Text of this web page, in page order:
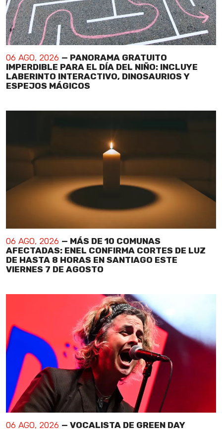
06 AGO, 2026 — PANORAMA GRATUITO
IMPERDIBLE PARA EL DÍA DEL NIÑO: INCLUYE
LABERINTO INTERACTIVO, DINOSAURIOS Y
ESPEJOS MÁGICOS
06 AGO, 2026 — MÁS DE 10 COMUNAS
AFECTADAS: ENEL CONFIRMA CORTES DE LUZ
DE HASTA 8 HORAS EN SANTIAGO ESTE
VIERNES 7 DE AGOSTO
06 AGO, 2026 — VOCALISTA DE GREEN DAY